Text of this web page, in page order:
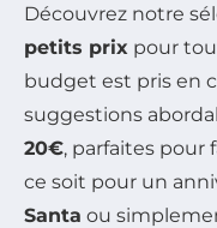
Découvrez notre
petits prix pour
budget est pris en
suggestions
20€, parfaites pour
ce soit pour un
Santa ou